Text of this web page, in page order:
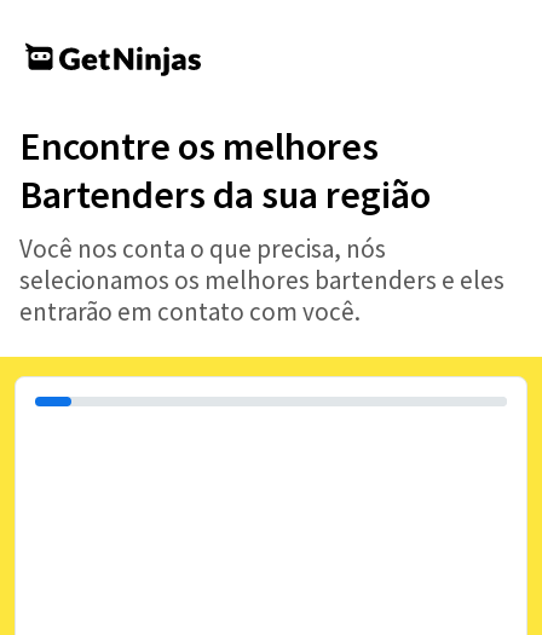
Encontre os melhores
Bartenders da sua região
Você nos conta o que precisa, nós
selecionamos os melhores bartenders e eles
entrarão em contato com você.